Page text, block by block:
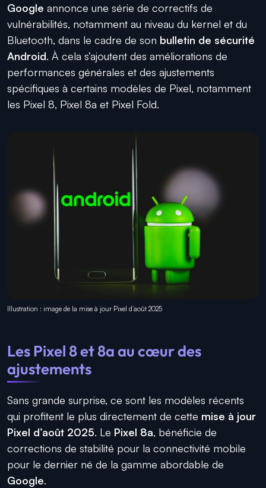
Google annonce une série de correctifs de
vulnérabilités, notamment au niveau du kernel et du
Bluetooth, dans le cadre de son bulletin de sécurité
Android. À cela s’ajoutent des améliorations de
performances générales et des ajustements
spécifiques à certains modèles de Pixel, notamment
les Pixel 8, Pixel 8a et Pixel Fold.
Illustration : image de la mise à jour Pixel d’août 2025
Les Pixel 8 et 8a au cœur des
ajustements
Sans grande surprise, ce sont les modèles récents
qui profitent le plus directement de cette mise à jour
Pixel d’août 2025. Le Pixel 8a, bénéficie de
corrections de stabilité pour la connectivité mobile
pour le dernier né de la gamme abordable de
Google.